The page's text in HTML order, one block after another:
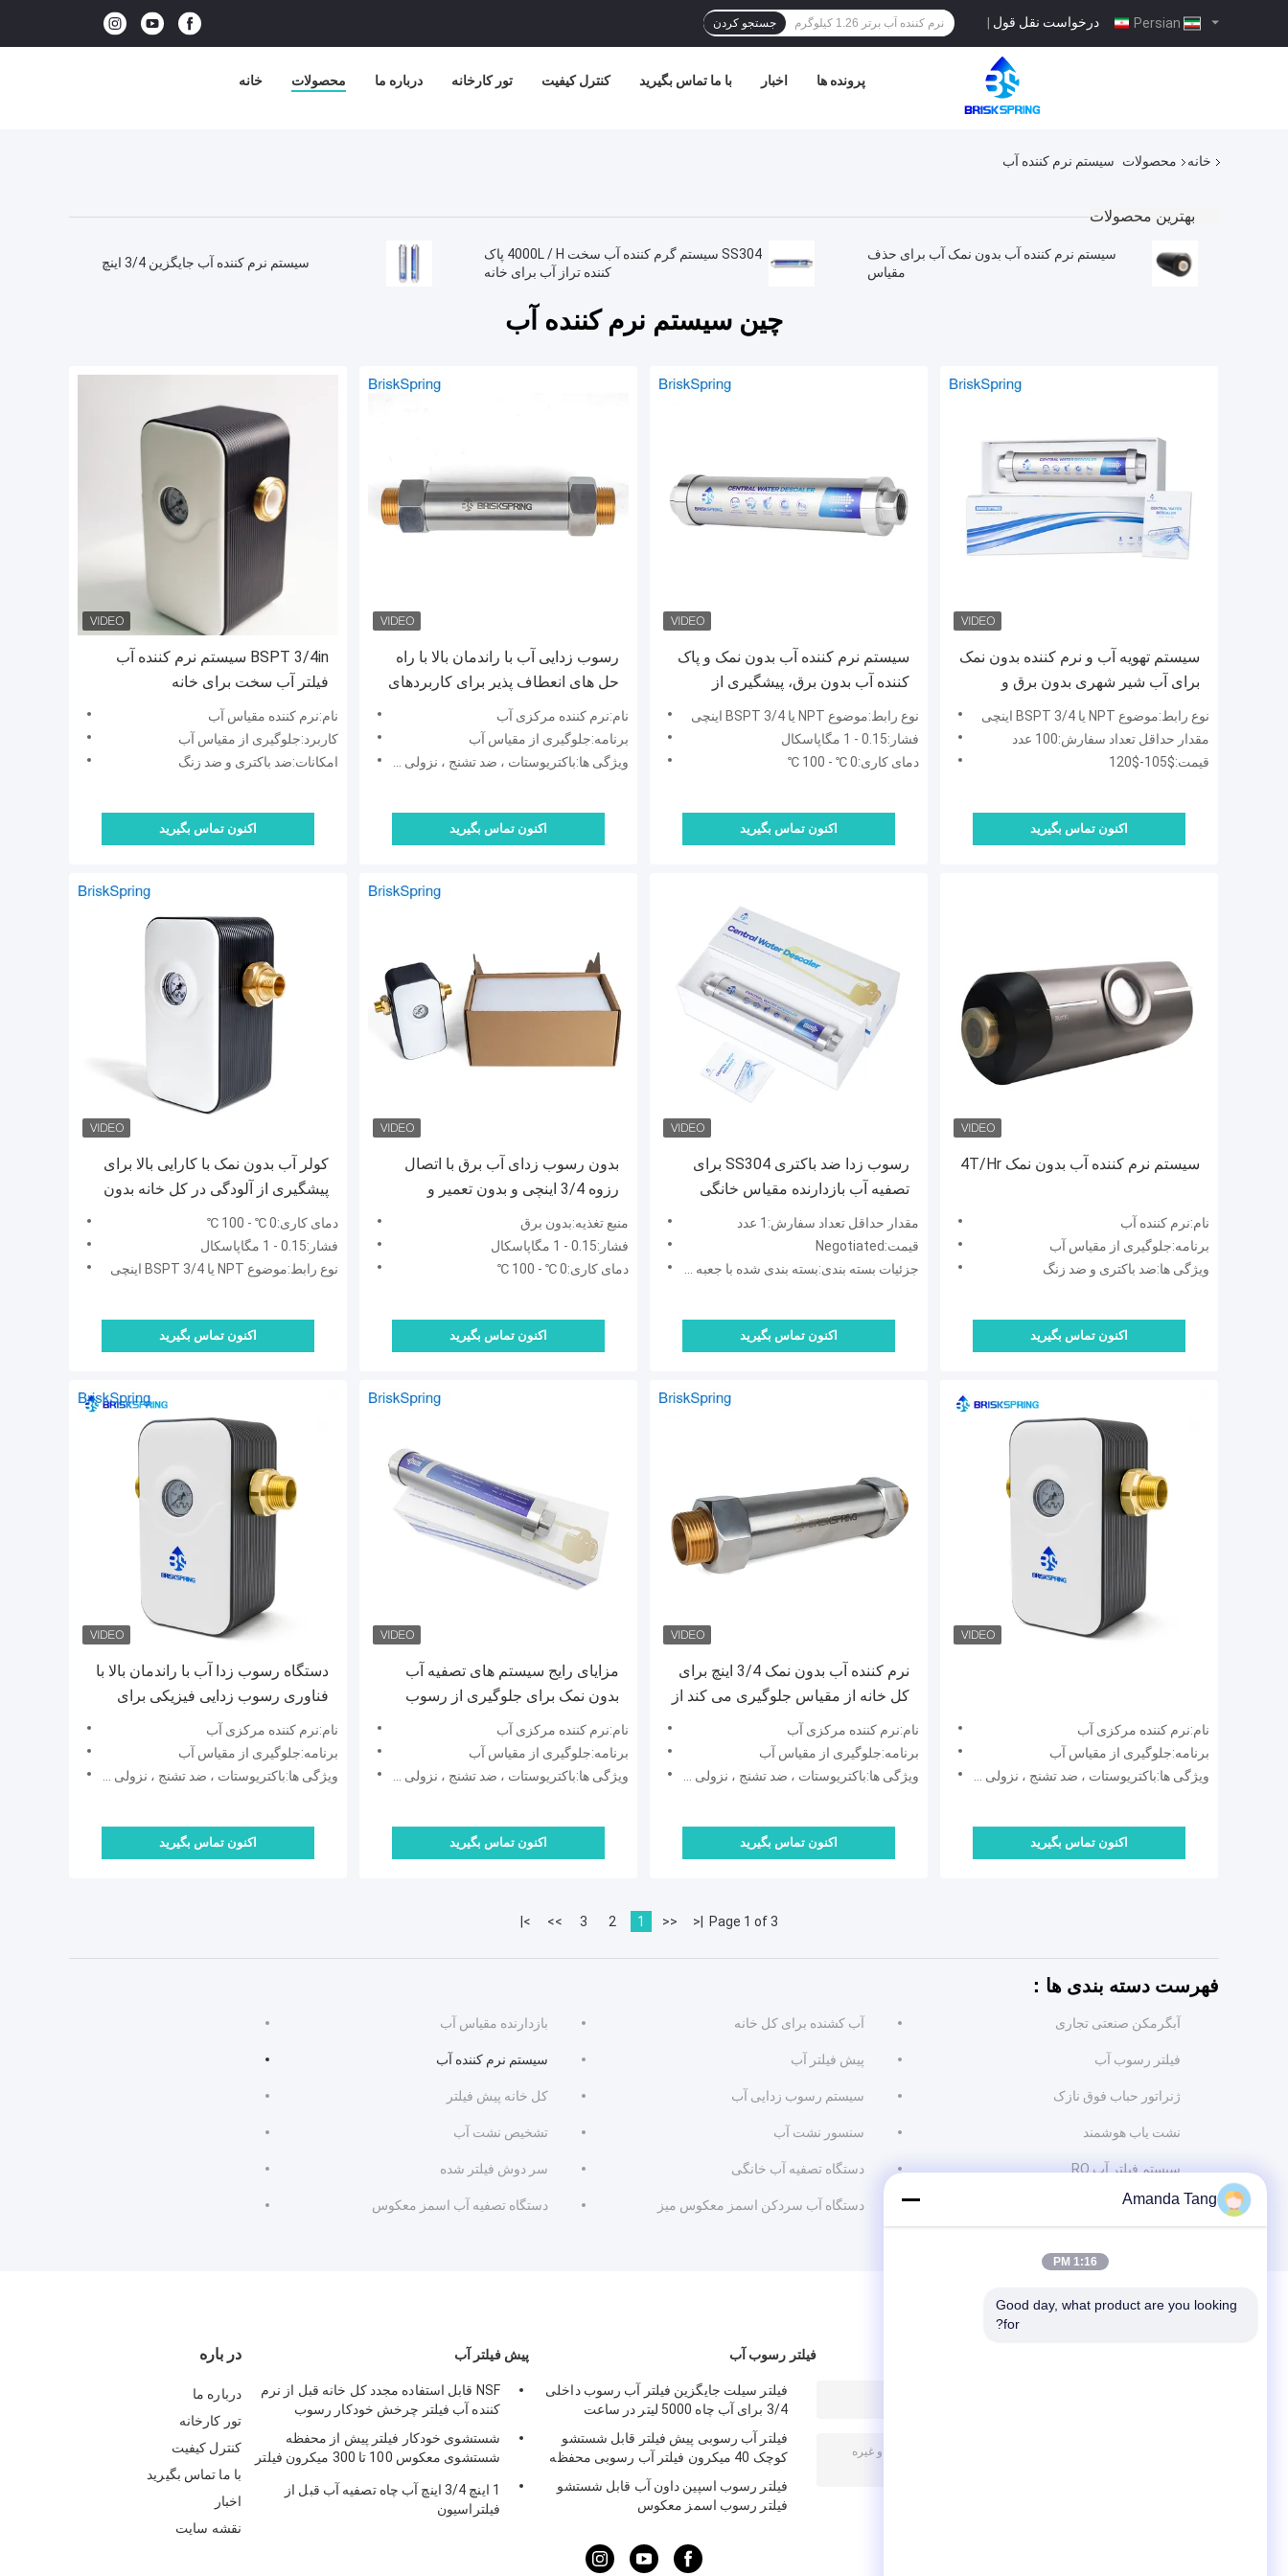
درخواست نقل قول | جستجو کردن
خانه محصولات درباره ما تور کارخانه کنترل کیفیت با ما تماس بگیرید اخبار پرونده ها
خانه محصولات سیستم نرم کننده آب
بهترین محصولات
سیستم نرم کننده آب جایگزین 3/4 اینچ
SS304 سیستم گرم کننده آب سخت 4000L / H پاک
کننده تراز آب برای خانه
سیستم نرم کننده آب بدون نمک آب برای حذف
مقیاس
چین سیستم نرم کننده آب
BSPT 3/4in سیستم نرم کننده آب
فیلتر آب سخت برای خانه
نام:نرم کننده مقیاس آب
کاربرد:جلوگیری از مقیاس آب
امکانات:ضد باکتری و ضد زنگ
اکنون تماس بگیرید
رسوب زدایی آب با راندمان بالا با راه
حل های انعطاف پذیر برای کاربردهای
درصدی در مقیاس دست می یابد.
نام:نرم کننده مرکزی آب
برنامه:جلوگیری از مقیاس آب
ویژگی ها:باکتریوستات ، ضد تشنج ، نزولی ، محافظت طولانی مدت
اکنون تماس بگیرید
سیستم نرم کننده آب بدون نمک و پاک
کننده آب بدون برق، پیشگیری از
مقیاس و طراحی سازگار با محیط
زیست
نوع رابط:موضوع NPT یا BSPT 3/4 اینچی
فشار:0.15 - 1 مگاپاسکال
دمای کاری:0 ℃ - 100 ℃
اکنون تماس بگیرید
سیستم تهویه آب و نرم کننده بدون نمک
برای آب شیر شهری بدون برق و
حفاظت طولانی مدت
نوع رابط:موضوع NPT یا BSPT 3/4 اینچی
مقدار حداقل تعداد سفارش:100 عدد
قیمت:$105-$120
اکنون تماس بگیرید
کولر آب بدون نمک با کارایی بالا برای
پیشگیری از آلودگی در کل خانه بدون
برق
دمای کاری:0 ℃ - 100 ℃
فشار:0.15 - 1 مگاپاسکال
نوع رابط:موضوع NPT یا BSPT 3/4 اینچی
اکنون تماس بگیرید
بدون رسوب زدای آب برق با اتصال
رزوه 3/4 اینچی و بدون تعمیر و
منبع تغذیه:بدون برق
فشار:0.15 - 1 مگاپاسکال
دمای کاری:0 ℃ - 100 ℃
اکنون تماس بگیرید
رسوب زدا ضد باکتری SS304 برای
تصفیه آب بازدارنده مقیاس خانگی
مقدار حداقل تعداد سفارش:1 عدد
قیمت:Negotiated
جزئیات بسته بندی:بسته بندی شده با جعبه اصلی و کارتن
اکنون تماس بگیرید
سیستم نرم کننده آب بدون نمک 4T/Hr
نام:نرم کننده آب
برنامه:جلوگیری از مقیاس آب
ویژگی ها:ضد باکتری و ضد زنگ
اکنون تماس بگیرید
دستگاه رسوب زدا آب با راندمان بالا با
فناوری رسوب زدایی فیزیکی برای
محافظت طولانی مدت و بدون نیاز به
برق
نام:نرم کننده مرکزی آب
برنامه:جلوگیری از مقیاس آب
ویژگی ها:باکتریوستات ، ضد تشنج ، نزولی ، محافظت طولانی مدت
اکنون تماس بگیرید
مزایای رایج سیستم های تصفیه آب
بدون نمک برای جلوگیری از رسوب
گذاری در کل خانه
نام:نرم کننده مرکزی آب
برنامه:جلوگیری از مقیاس آب
ویژگی ها:باکتریوستات ، ضد تشنج ، نزولی ، محافظت طولانی مدت
اکنون تماس بگیرید
نرم کننده آب بدون نمک 3/4 اینچ برای
کل خانه از مقیاس جلوگیری می کند از
لوله کشی محافظت می کند طول عمر
دستگاه را افزایش می دهد راه حل
سازگار با محیط زیست برای سیستم
نام:نرم کننده مرکزی آب
برنامه:جلوگیری از مقیاس آب
ویژگی ها:باکتریوستات ، ضد تشنج ، نزولی ، محافظت طولانی مدت
اکنون تماس بگیرید
نام:نرم کننده مرکزی آب
برنامه:جلوگیری از مقیاس آب
ویژگی ها:باکتریوستات ، ضد تشنج ، نزولی ، محافظت طولانی مدت
اکنون تماس بگیرید
Page 1 of 3
|<
<<
1
2
3
>>
>|
فهرست دسته بندی ها：
بازدارنده مقیاس آب آب کشنده برای کل خانه آبگرمکن صنعتی تجاری
سیستم نرم کننده آب پیش فیلتر آب فیلتر رسوب آب
کل خانه پیش فیلتر سیستم رسوب زدایی آب ژنراتور حباب فوق نازک
تشخیص نشت آب سنسور نشت آب نشت یاب هوشمند
سر دوش فیلتر شده دستگاه تصفیه آب خانگی سیستم فیلتر آب RO
دستگاه تصفیه آب اسمز معکوس دستگاه آب سردکن اسمز معکوس میز لوله دوش انعطاف پذیر
در باره
درباره ما
تور کارخانه
کنترل کیفیت
با ما تماس بگیرید
اخبار
نقشه سایت
پیش فیلتر آب
NSF قابل استفاده مجدد کل خانه قبل از نرم
کننده آب فیلتر چرخش خودکار رسوب
شستشوی خودکار فیلتر پیش از محفظه
شستشوی معکوس 100 تا 300 میکرون فیلتر
1 اینچ 3/4 اینچ آب چاه تصفیه آب قبل از
فیلتراسیون
فیلتر رسوب آب
فیلتر سیلت جایگزین فیلتر آب رسوب داخلی
3/4 برای آب چاه 5000 لیتر در ساعت
فیلتر آب رسوبی پیش فیلتر قابل شستشو
کوچک 40 میکرون فیلتر آب رسوبی محفظه
فیلتر رسوب اسپین داون آب قابل شستشو
فیلتر رسوب اسمز معکوس
Amanda Tang
1:16 PM
Good day, what product are you looking
for?